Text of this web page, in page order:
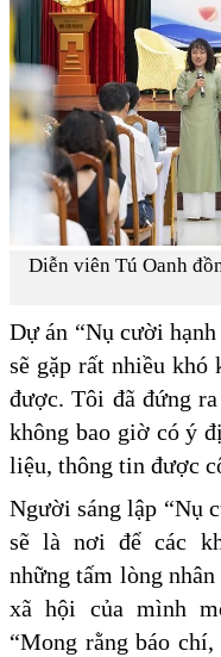
Diễn viên Tú Oanh
Dự án “Nụ cười
sẽ gặp rất nhiều khó
được. Tôi đã đứng
không bao giờ có ý
liệu, thông tin được
Người sáng lập “Nụ
sẽ là nơi để các
những tấm lòng
xã hội của mình
“Mong rằng báo